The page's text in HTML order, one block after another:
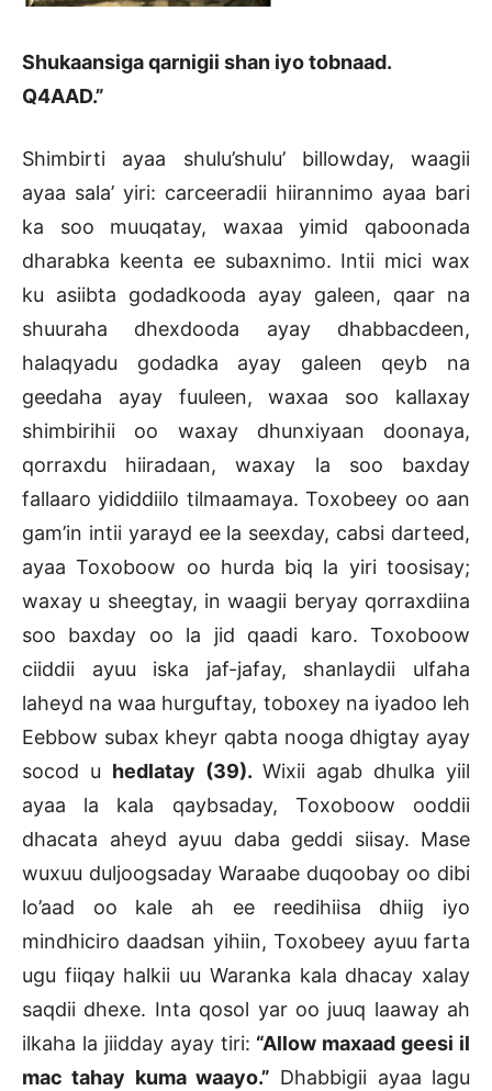
Shukaansiga qarnigii shan iyo tobnaad.
Q4AAD.”
Shimbirti ayaa shulu’shulu’ billowday, waagii
ayaa sala’ yiri: carceeradii hiirannimo ayaa bari
ka soo muuqatay, waxaa yimid qaboonada
dharabka keenta ee subaxnimo. Intii mici wax
ku asiibta godadkooda ayay galeen, qaar na
shuuraha dhexdooda ayay dhabbacdeen,
halaqyadu godadka ayay galeen qeyb na
geedaha ayay fuuleen, waxaa soo kallaxay
shimbirihii oo waxay dhunxiyaan doonaya,
qorraxdu hiiradaan, waxay la soo baxday
fallaaro yididdiilo tilmaamaya. Toxobeey oo aan
gam’in intii yarayd ee la seexday, cabsi darteed,
ayaa Toxoboow oo hurda biq la yiri toosisay;
waxay u sheegtay, in waagii beryay qorraxdiina
soo baxday oo la jid qaadi karo. Toxoboow
ciiddii ayuu iska jaf-jafay, shanlaydii ulfaha
laheyd na waa hurguftay, toboxey na iyadoo leh
Eebbow subax kheyr qabta nooga dhigtay ayay
socod u hedlatay (39). Wixii agab dhulka yiil
ayaa la kala qaybsaday, Toxoboow ooddii
dhacata aheyd ayuu daba geddi siisay. Mase
wuxuu duljoogsaday Waraabe duqoobay oo dibi
lo’aad oo kale ah ee reedihiisa dhiig iyo
mindhiciro daadsan yihiin, Toxobeey ayuu farta
ugu fiiqay halkii uu Waranka kala dhacay xalay
saqdii dhexe. Inta qosol yar oo juuq laaway ah
ilkaha la jiidday ayay tiri: “Allow maxaad geesi il
mac tahay kuma waayo.” Dhabbigii ayaa lagu